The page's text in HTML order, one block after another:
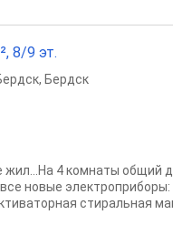
8/9 эт.
, Бердск
жил...На 4 комнаты общий
новые электроприборы:
стиральная